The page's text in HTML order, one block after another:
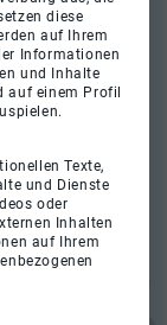
diese
auf Ihrem
Informationen
und Inhalte
auf einem Profil
Texte,
und Dienste
oder
Inhalten
auf Ihrem